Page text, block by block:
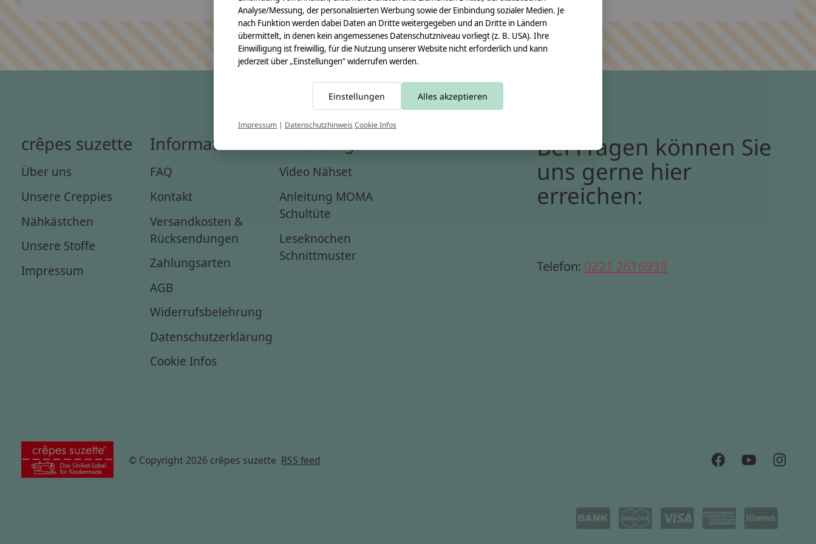
crêpes suzette
Über uns
Unsere Creppies
Nähkästchen
Unsere Stoffe
Impressum
Informationen
FAQ
Kontakt
Versandkosten &
Rücksendungen
Zahlungsarten
AGB
Widerrufsbelehrung
Datenschutzerklärung
Cookie Infos
Video Nähset
Anleitung MOMA
Schultüte
Leseknochen
Schnittmuster
Bei Fragen können Sie
uns gerne hier
erreichen:
Telefon: 0221 2616939
© Copyright 2026 crêpes suzette RSS feed
Analyse/Messung, der personalisierten Werbung sowie der Einbindung sozialer Medien. Je
nach Funktion werden dabei Daten an Dritte weitergegeben und an Dritte in Ländern
übermittelt, in denen kein angemessenes Datenschutzniveau vorliegt (z. B. USA). Ihre
Einwilligung ist freiwillig, für die Nutzung unserer Website nicht erforderlich und kann
jederzeit über „Einstellungen“ widerrufen werden.
Einstellungen Alles akzeptieren
Impressum | DatenschutzhinweisCookie Infos